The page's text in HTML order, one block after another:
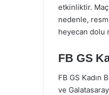
etkinliktir.
nedenle,
heyecan dolu
FB GS
FB GS Kadın
ve